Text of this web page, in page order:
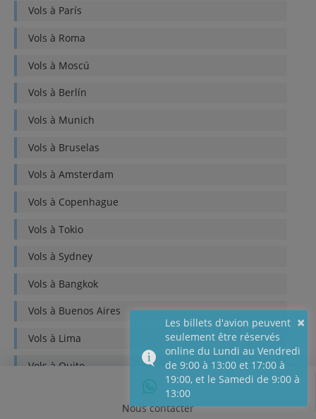
Vols à París
Vols à Roma
Vols à Moscú
Vols à Berlín
Vols à Munich
Vols à Bruselas
Vols à Amsterdam
Vols à Copenhague
Vols à Tokio
Vols à Sydney
Vols à Bangkok
Vols à Buenos Aires
Vols à Lima
Vols à Quito
Nous contacter
×
Les billets d'avion peuvent
seulement être réservés
online du Lundi au Vendredi
de 9:00 à 13:00 et 17:00 à
19:00, et le Samedi de 9:00 à
13:00